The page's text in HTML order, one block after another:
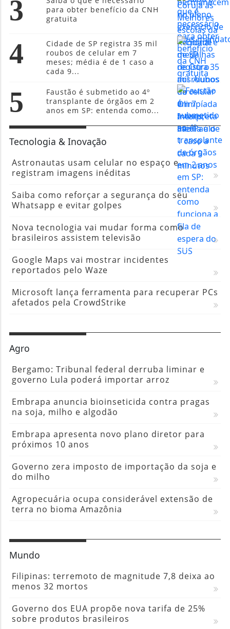
3
para obter benefício da CNH
gratuita
4
Cidade de SP registra 35 mil
roubos de celular em 7
meses; média é de 1 caso a
cada 9...
5
Faustão é submetido ao 4º
transplante de órgãos em 2
anos em SP: entenda como...
Tecnologia & Inovação
Astronautas usam celular no espaço e
registram imagens inéditas
Saiba como reforçar a segurança do seu
Whatsapp e evitar golpes
Nova tecnologia vai mudar forma como
brasileiros assistem televisão
Google Maps vai mostrar incidentes
reportados pelo Waze
Microsoft lança ferramenta para recuperar PCs
afetados pela CrowdStrike
Agro
Bergamo: Tribunal federal derruba liminar e
governo Lula poderá importar arroz
Embrapa anuncia bioinseticida contra pragas
na soja, milho e algodão
Embrapa apresenta novo plano diretor para
próximos 10 anos
Governo zera imposto de importação da soja e
do milho
Agropecuária ocupa considerável extensão de
terra no bioma Amazônia
Mundo
Filipinas: terremoto de magnitude 7,8 deixa ao
menos 32 mortos
Governo dos EUA propõe nova tarifa de 25%
sobre produtos brasileiros